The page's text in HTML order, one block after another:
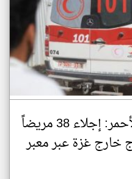
بالصور: الهلال الأحمر: إجلاء 38 مريضاً
خارج غزة عبر معبر